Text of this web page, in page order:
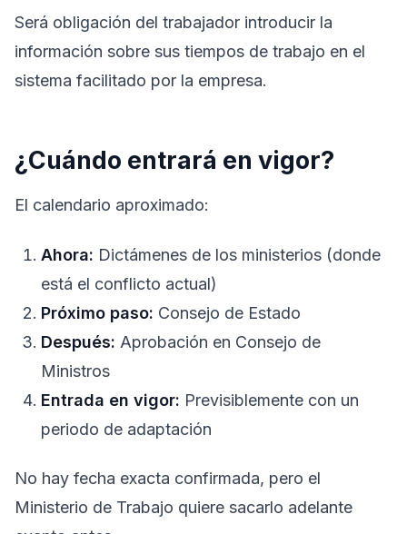
Será obligación del trabajador introducir la
información sobre sus tiempos de trabajo en el
sistema facilitado por la empresa.
¿Cuándo entrará en vigor?
El calendario aproximado:
Ahora: Dictámenes de los ministerios (donde
está el conflicto actual)
Próximo paso: Consejo de Estado
Después: Aprobación en Consejo de
Ministros
Entrada en vigor: Previsiblemente con un
periodo de adaptación
No hay fecha exacta confirmada, pero el
Ministerio de Trabajo quiere sacarlo adelante